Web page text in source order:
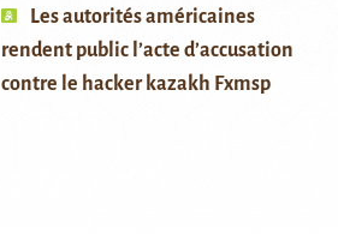
Les autorités américaines
rendent public l’acte d’accusation
contre le hacker kazakh Fxmsp